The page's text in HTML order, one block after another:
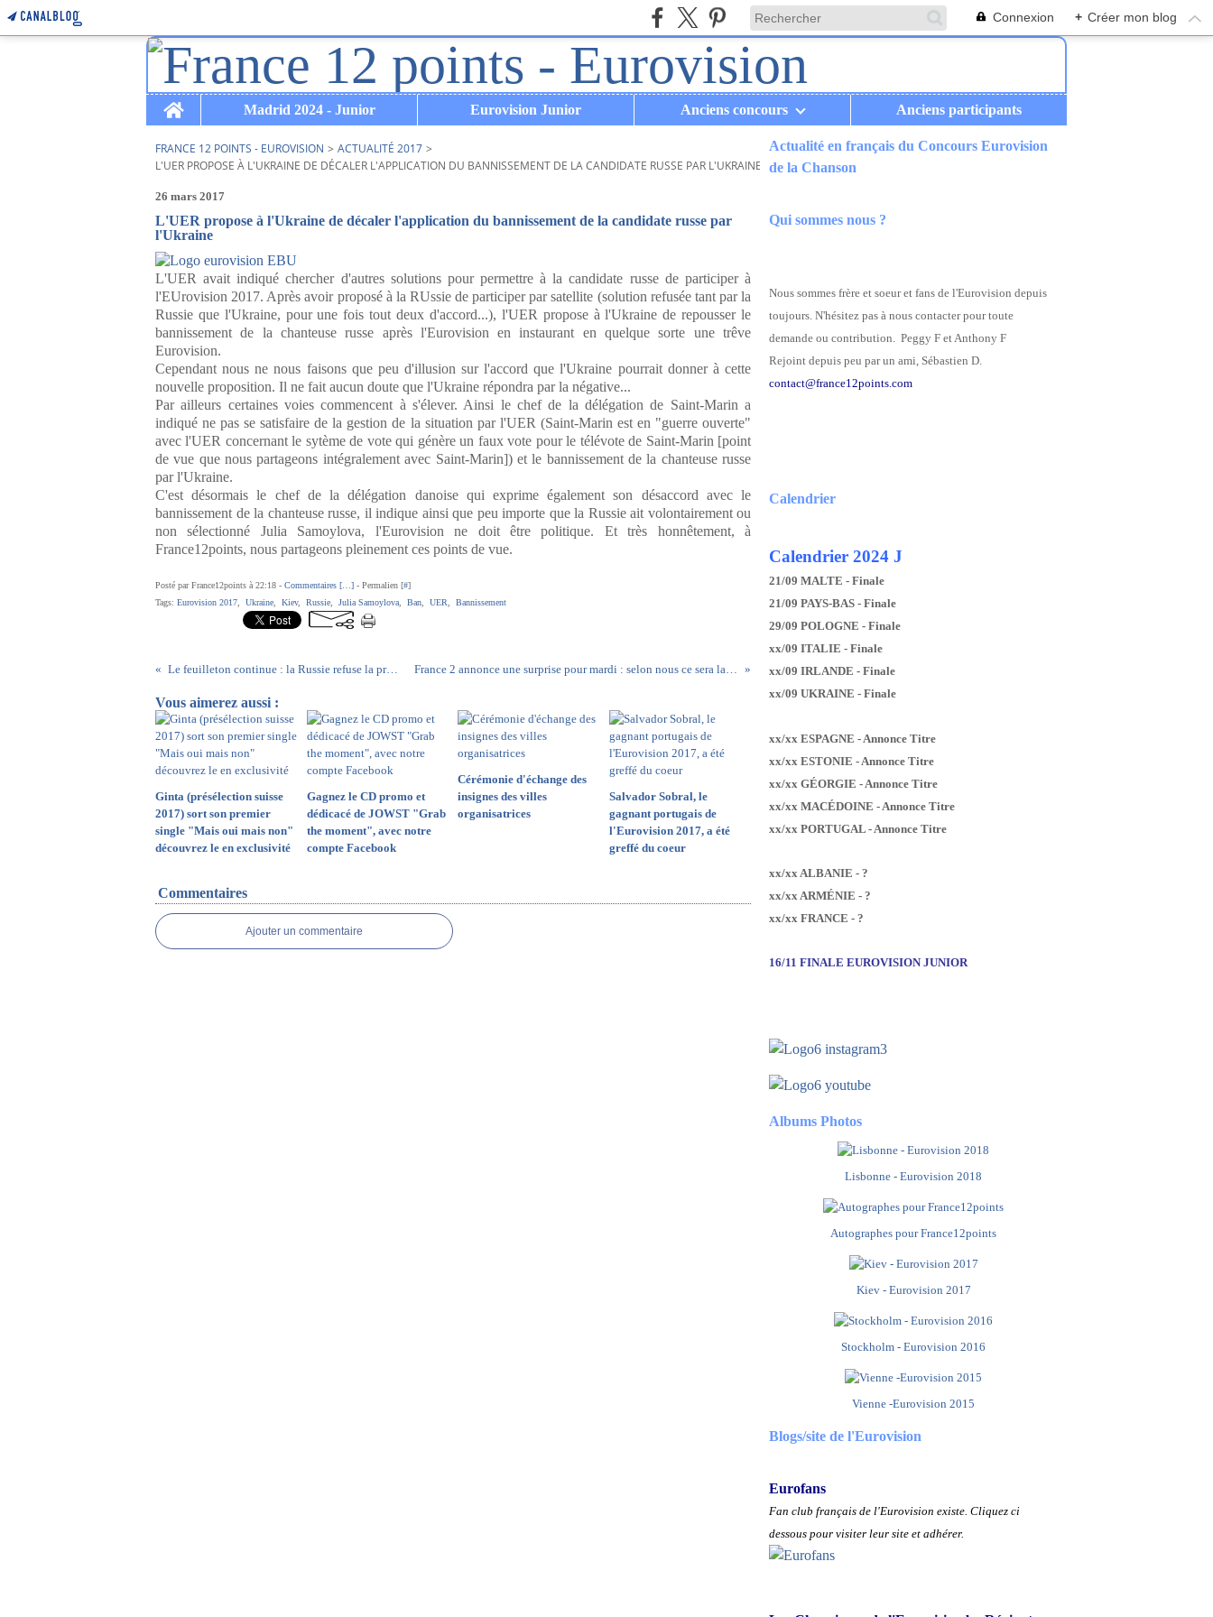
Connexion + Créer mon blog
Home
Madrid 2024 - Junior Eurovision Junior Anciens concours Anciens participants
FRANCE 12 POINTS - EUROVISION > ACTUALITÉ 2017 >
L'UER PROPOSE À L'UKRAINE DE DÉCALER L'APPLICATION DU BANNISSEMENT DE LA CANDIDATE RUSSE PAR L'UKRAINE
26 mars 2017
L'UER propose à l'Ukraine de décaler l'application du bannissement de la candidate russe par
l'Ukraine
L'UER avait indiqué chercher d'autres solutions pour permettre à la candidate russe de participer à
l'EUrovision 2017. Après avoir proposé à la RUssie de participer par satellite (solution refusée tant par la
Russie que l'Ukraine, pour une fois tout deux d'accord...), l'UER propose à l'Ukraine de repousser le
bannissement de la chanteuse russe après l'Eurovision en instaurant en quelque sorte une trêve
Eurovision.
Cependant nous ne nous faisons que peu d'illusion sur l'accord que l'Ukraine pourrait donner à cette
nouvelle proposition. Il ne fait aucun doute que l'Ukraine répondra par la négative...
Par ailleurs certaines voies commencent à s'élever. Ainsi le chef de la délégation de Saint-Marin a
indiqué ne pas se satisfaire de la gestion de la situation par l'UER (Saint-Marin est en "guerre ouverte"
avec l'UER concernant le sytème de vote qui génère un faux vote pour le télévote de Saint-Marin [point
de vue que nous partageons intégralement avec Saint-Marin]) et le bannissement de la chanteuse russe
par l'Ukraine.
C'est désormais le chef de la délégation danoise qui exprime également son désaccord avec le
bannissement de la chanteuse russe, il indique ainsi que peu importe que la Russie ait volontairement ou
non sélectionné Julia Samoylova, l'Eurovision ne doit être politique. Et très honnêtement, à
France12points, nous partageons pleinement ces points de vue.
Posté par France12points à 22:18 - Commentaires [ ] - Permalien [#]
Tags: Eurovision 2017 Ukraine Kiev, Russie Julia Samoylova Ban UER Bannissement
Le feuilleton continue : la Russie refuse la proposition de l'UER de participer par satellite France 2 annonce une surprise pour mardi : selon nous ce sera la présence d'Amir, par hologramme, aux côtés d'Alma à Kiev
Vous aimerez aussi :
Ginta (présélection suisse
2017) sort son premier
single "Mais oui mais non"
découvrez le en exclusivité
Gagnez le CD promo et
dédicacé de JOWST "Grab
the moment", avec notre
compte Facebook
Cérémonie d'échange des
insignes des villes
organisatrices
Salvador Sobral, le
gagnant portugais de
l'Eurovision 2017, a été
greffé du coeur
Commentaires
Ajouter un commentaire
Actualité en français du Concours Eurovision
de la Chanson
Qui sommes nous ?
Nous sommes frère et soeur et fans de l'Eurovision depuis
toujours. N'hésitez pas à nous contacter pour toute
demande ou contribution. Peggy F et Anthony F
Rejoint depuis peu par un ami, Sébastien D.
contact@france12points.com
Calendrier
Calendrier 2024 J
21/09 MALTE - Finale
21/09 PAYS-BAS - Finale
29/09 POLOGNE - Finale
xx/09 ITALIE - Finale
xx/09 IRLANDE - Finale
xx/09 UKRAINE - Finale
xx/xx ESPAGNE - Annonce Titre
xx/xx ESTONIE - Annonce Titre
xx/xx GÉORGIE - Annonce Titre
xx/xx MACÉDOINE - Annonce Titre
xx/xx PORTUGAL - Annonce Titre
xx/xx ALBANIE - ?
xx/xx ARMÉNIE - ?
xx/xx FRANCE - ?
16/11 FINALE EUROVISION JUNIOR
Albums Photos
Lisbonne - Eurovision 2018
Autographes pour France12points
Kiev - Eurovision 2017
Stockholm - Eurovision 2016
Vienne -Eurovision 2015
Blogs/site de l'Eurovision
Eurofans
Fan club français de l'Eurovision existe. Cliquez ci
dessous pour visiter leur site et adhérer.